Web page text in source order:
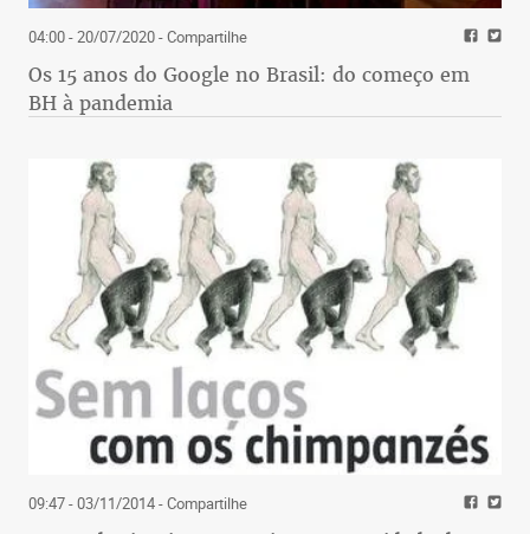
04:00 - 20/07/2020- Compartilhe
Os 15 anos do Google no Brasil: do começo em
BH à pandemia
09:47 - 03/11/2014- Compartilhe